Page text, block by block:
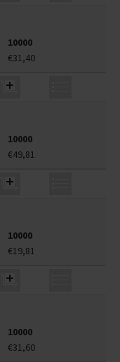
10000
€31,40
10000
€49,81
10000
€19,81
10000
€31,60